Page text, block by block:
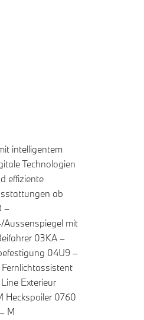
intelligentem
Technologien
effiziente
ab
–
Aussenspiegel mit
03KA –
04U9 –
Exterieur
Heckspoiler 0760
M